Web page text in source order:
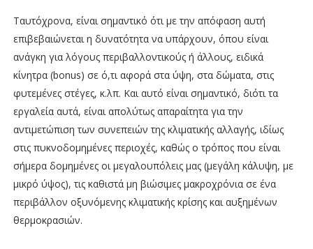
Ταυτόχρονα, είναι σημαντικό ότι με την απόφαση αυτή
επιβεβαιώνεται η δυνατότητα να υπάρχουν, όπου είναι
ανάγκη για λόγους περιβαλλοντικούς ή άλλους, ειδικά
κίνητρα (bonus) σε ό,τι αφορά στα ύψη, στα δώματα, στις
φυτεμένες στέγες, κ.λπ. Και αυτό είναι σημαντικό, διότι τα
εργαλεία αυτά, είναι απολύτως απαραίτητα για την
αντιμετώπιση των συνεπειών της κλιματικής αλλαγής, ιδίως
στις πυκνοδομημένες περιοχές, καθώς ο τρόπος που είναι
σήμερα δομημένες οι μεγαλουπόλεις μας (μεγάλη κάλυψη, με
μικρό ύψος), τις καθιστά μη βιώσιμες μακροχρόνια σε ένα
περιβάλλον οξυνόμενης κλιματικής κρίσης και αυξημένων
θερμοκρασιών.